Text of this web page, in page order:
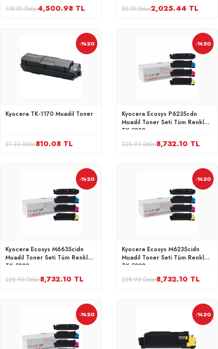
118.01 Dolar4,500.98 TL
53.10 Dolar2,025.44 TL
-%20
Kyocera TK-1170 Muadil Toner
21.23 Dolar810.08 TL
-%20
Kyocera Ecosys P6235cdn
Muadil Toner Seti Tüm Renkler
TK-5280
228.93 Dolar8,732.10 TL
-%20
Kyocera Ecosys M6635cidn
Muadil Toner Seti Tüm Renkler
TK-5280
228.93 Dolar8,732.10 TL
-%20
Kyocera Ecosys M6235cidn
Muadil Toner Seti Tüm Renkler
TK-5280
228.93 Dolar8,732.10 TL
-%20 -%20